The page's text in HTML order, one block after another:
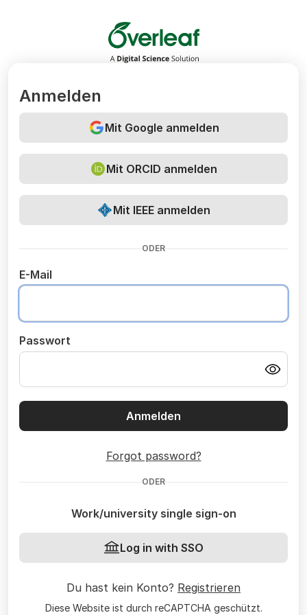
Overleaf
Anmelden
Mit Google anmelden
Mit ORCID anmelden
Mit IEEE anmelden
ODER
E-Mail
Passwort
Anmelden
Forgot password?
ODER
Work/university single sign-on
Log in with SSO
Du hast kein Konto? Registrieren
Diese Website ist durch reCAPTCHA geschützt.